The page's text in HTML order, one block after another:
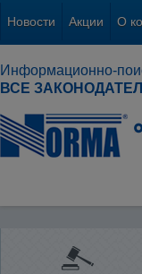
Новости Акции О
Информационно-
ВСЕ